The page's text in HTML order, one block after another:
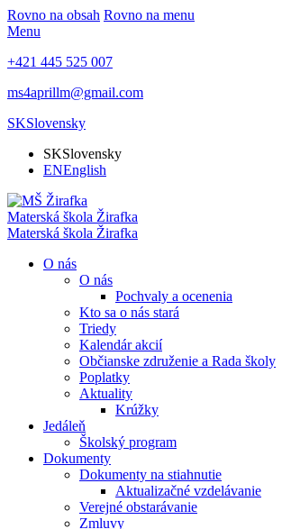
Rovno na obsah Rovno na menu
Menu
+421 445 525 007
ms4aprillm@gmail.com
SKSlovensky
SKSlovensky
ENEnglish
Materská škola Žirafka
Materská škola Žirafka
O nás
O nás
Pochvaly a ocenenia
Kto sa o nás stará
Triedy
Kalendár akcií
Občianske združenie a Rada školy
Poplatky
Aktuality
Krúžky
Jedáleň
Školský program
Dokumenty
Dokumenty na stiahnutie
Aktualizačné vzdelávanie
Verejné obstarávanie
Zmluvy